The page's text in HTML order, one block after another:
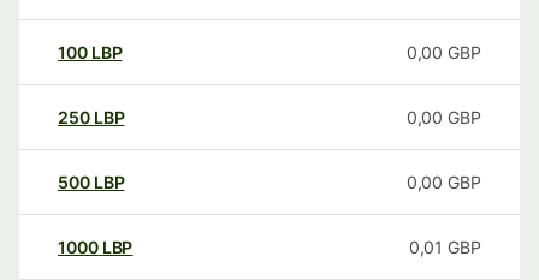
100 LBP 0,00 GBP
250 LBP 0,00 GBP
500 LBP 0,00 GBP
1000 LBP 0,01 GBP